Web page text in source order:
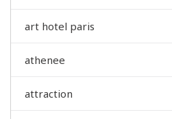
art hotel paris
athenee
attraction